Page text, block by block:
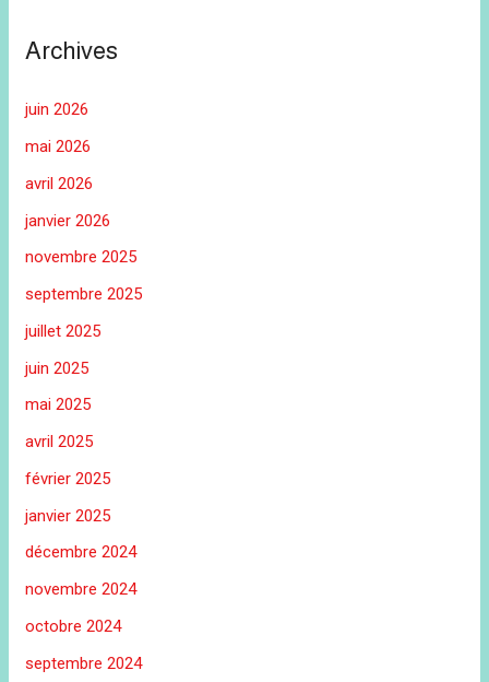
Archives
juin 2026
mai 2026
avril 2026
janvier 2026
novembre 2025
septembre 2025
juillet 2025
juin 2025
mai 2025
avril 2025
février 2025
janvier 2025
décembre 2024
novembre 2024
octobre 2024
septembre 2024